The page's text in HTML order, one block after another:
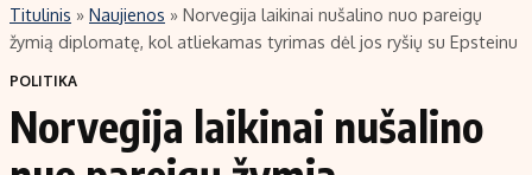
Turinys
Naujienos
Aplinka
Skaitykite
Įmonės
Žemės ūkis
Titulinis » Naujienos » Norvegija laikinai nušalino nuo pareigų
žymią diplomatę, kol atliekamas tyrimas dėl jos ryšių su Epsteinu
POLITIKA
Norvegija laikinai nušalino